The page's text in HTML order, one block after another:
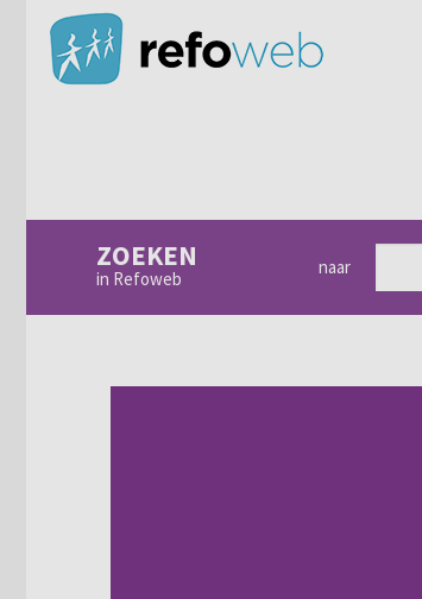
ZOEKEN
in Refoweb
naar